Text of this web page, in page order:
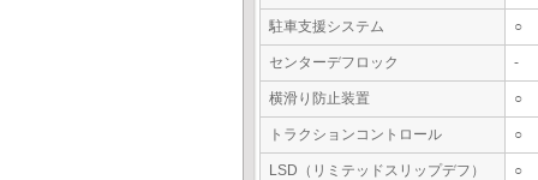
駐車支援システム ○
センターデフロック -
横滑り防止装置 ○
トラクションコントロール ○
LSD（リミテッドスリップデフ） ○